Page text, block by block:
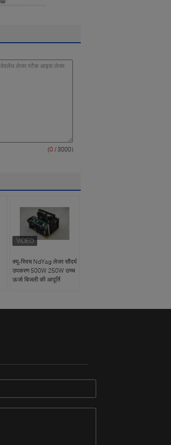
(0 / 3000)
क्यू-स्विच NdYag लेजर सौंदर्य
उपकरण 500W 250W उच्च
ऊर्जा बिजली की आपूर्ति